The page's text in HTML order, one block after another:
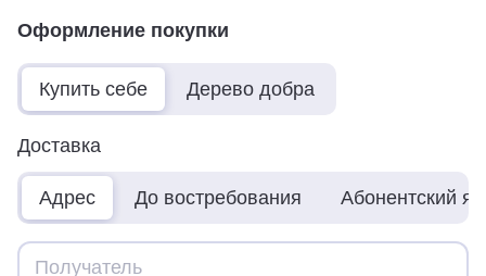
Оформление покупки
Купить себе Дерево добра
Доставка
Адрес До востребования Абонентский